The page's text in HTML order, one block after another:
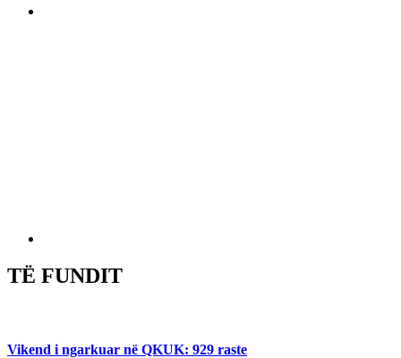
TË FUNDIT
Vikend i ngarkuar në QKUK: 929 raste